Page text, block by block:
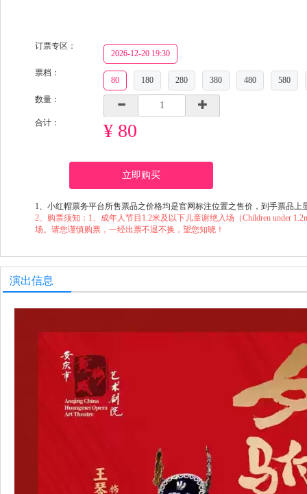
订票专区：
2026-12-20 19:30
票档：
80 180 280 380 480
580
数量：
合计： ¥ 80
立即购买
1、小红帽票务平台所售票品之价格均是官网标注位置之售价，到手票品
2、购票须知：1、成年人节目1.2米及以下儿童谢绝入场（Children under
场。请您谨慎购票，一经出票不退不换，望您知晓！
演出信息